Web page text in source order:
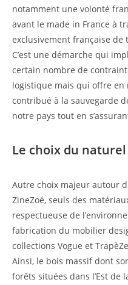
notamment une volonté
avant le made in France à
exclusivement française de
C’est une démarche qui
certain nombre de
logistique mais qui offre en
contribué à la sauvegarde
notre pays tout en
Le choix du naturel
Autre choix majeur autour
ZineZoé, seuls des
respectueuse de
fabrication du mobilier
collections Vogue et
Ainsi, le bois massif dont
forêts situées dans l’Est de